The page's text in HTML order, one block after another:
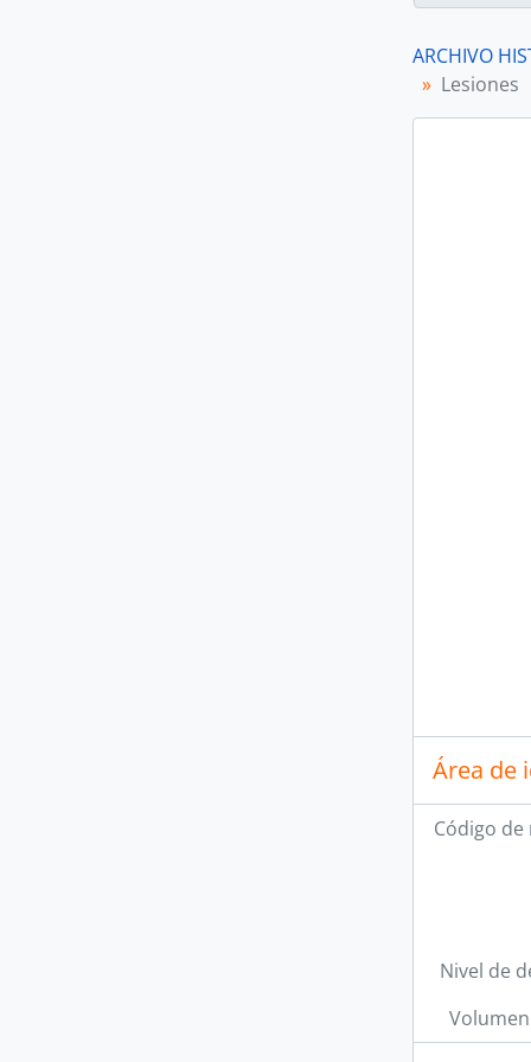
ARCHIVO
Lesiones
Área de
Código
Nivel de